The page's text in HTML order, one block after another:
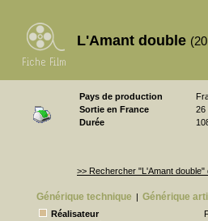
L'Amant double
Pays de production
Sortie en France
26
Durée
>> Rechercher "L'Amant
Générique technique | Générique
Réalisateur